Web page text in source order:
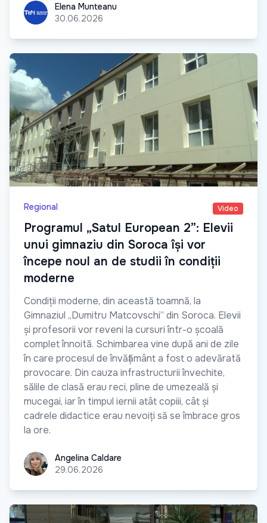
Elena Munteanu
Elena Munteanu
30.06.2026
Regional Video
Programul „Satul European 2”: Elevii
unui gimnaziu din Soroca își vor
începe noul an de studii în condiții
moderne
Condiții moderne, din această toamnă, la
Gimnaziul „Dumitru Matcovschi” din Soroca. Elevii
și profesorii vor reveni la cursuri într-o școală
complet înnoită. Schimbarea vine după ani de zile
în care procesul de învățământ a fost o adevărată
provocare. Din cauza infrastructurii învechite,
sălile de clasă erau reci, pline de umezeală și
mucegai, iar în timpul iernii atât copiii, cât și
cadrele didactice erau nevoiți să se îmbrace gros
la ore.
Angelina Caldare
Angelina Caldare
29.06.2026